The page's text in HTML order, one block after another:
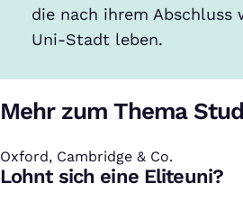
die nach ihrem Abschluss
Uni-Stadt leben.
Mehr zum Thema
Oxford, Cambridge & Co.
:
Lohnt sich eine Eliteuni?